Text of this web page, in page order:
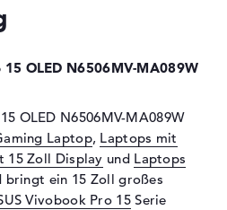
15,6" TFT
2880 x 1620
120 Hz
15 OLED N6506MV-MA089W
OLED N6506MV-MA089W
Laptop, Laptops mit
15 Zoll Display und Laptops
bringt ein 15 Zoll großes
Vivobook Pro 15Serie